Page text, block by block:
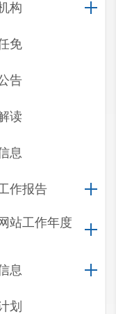
构
免
告
读
息
作报告
站工作年度
息
划